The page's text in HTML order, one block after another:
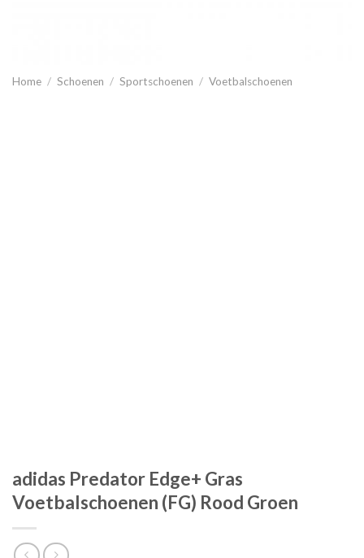
Home / Schoenen / Sportschoenen / Voetbalschoenen
adidas Predator Edge+ Gras
Voetbalschoenen (FG) Rood Groen